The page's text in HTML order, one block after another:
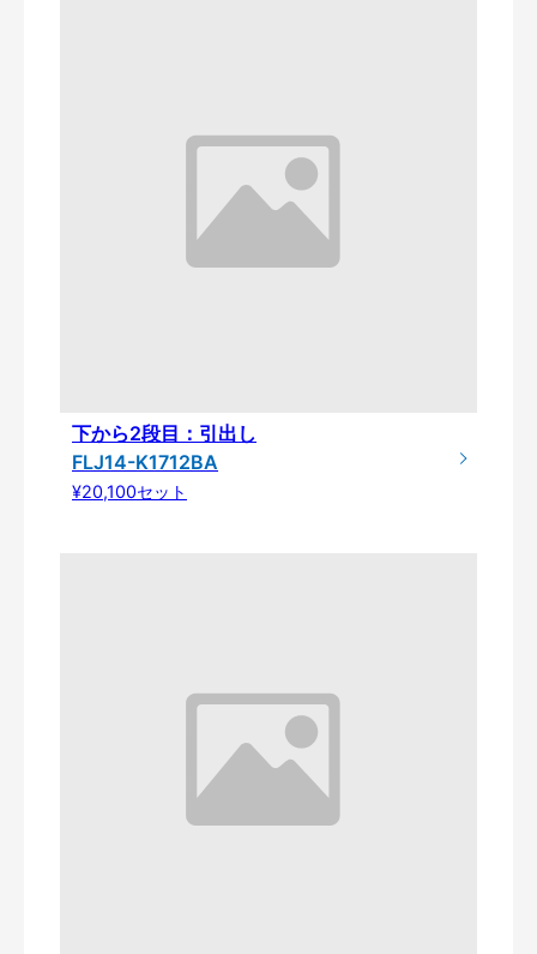
下から2段目：引出し
FLJ14-K1712BA
¥20,100セット